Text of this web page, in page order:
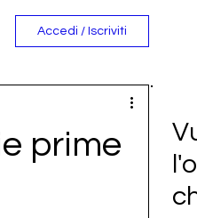
Accedi / Iscriviti
prime